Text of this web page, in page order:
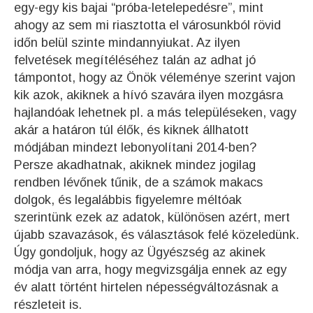
egy-egy kis bajai “próba-letelepedésre”, mint
ahogy az sem mi riasztotta el városunkból rövid
időn belül szinte mindannyiukat. Az ilyen
felvetések megítéléséhez talán az adhat jó
támpontot, hogy az Önök véleménye szerint vajon
kik azok, akiknek a hívó szavára ilyen mozgásra
hajlandóak lehetnek pl. a más településeken, vagy
akár a határon túl élők, és kiknek állhatott
módjában mindezt lebonyolítani 2014-ben?
Persze akadhatnak, akiknek mindez jogilag
rendben lévőnek tűnik, de a számok makacs
dolgok, és legalábbis figyelemre méltóak
szerintünk ezek az adatok, különösen azért, mert
újabb szavazások, és választások felé közeledünk.
Úgy gondoljuk, hogy az Ügyészség az akinek
módja van arra, hogy megvizsgálja ennek az egy
év alatt történt hirtelen népességváltozásnak a
részleteit is.